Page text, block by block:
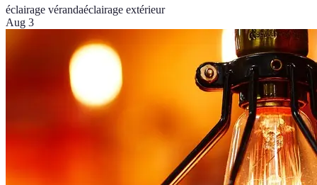
éclairage vérandaéclairage extérieur
Aug 3